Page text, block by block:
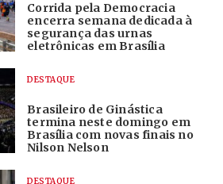
Corrida pela Democracia
encerra semana dedicada à
segurança das urnas
eletrônicas em Brasília
DESTAQUE
Brasileiro de Ginástica
termina neste domingo em
Brasília com novas finais no
Nilson Nelson
DESTAQUE